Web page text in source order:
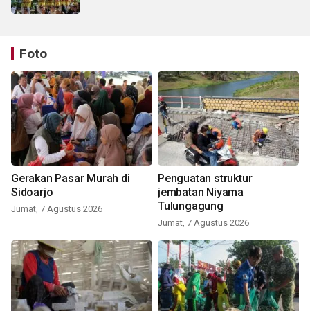
Foto
Gerakan Pasar Murah di
Sidoarjo
Jumat, 7 Agustus 2026
Penguatan struktur
jembatan Niyama
Tulungagung
Jumat, 7 Agustus 2026